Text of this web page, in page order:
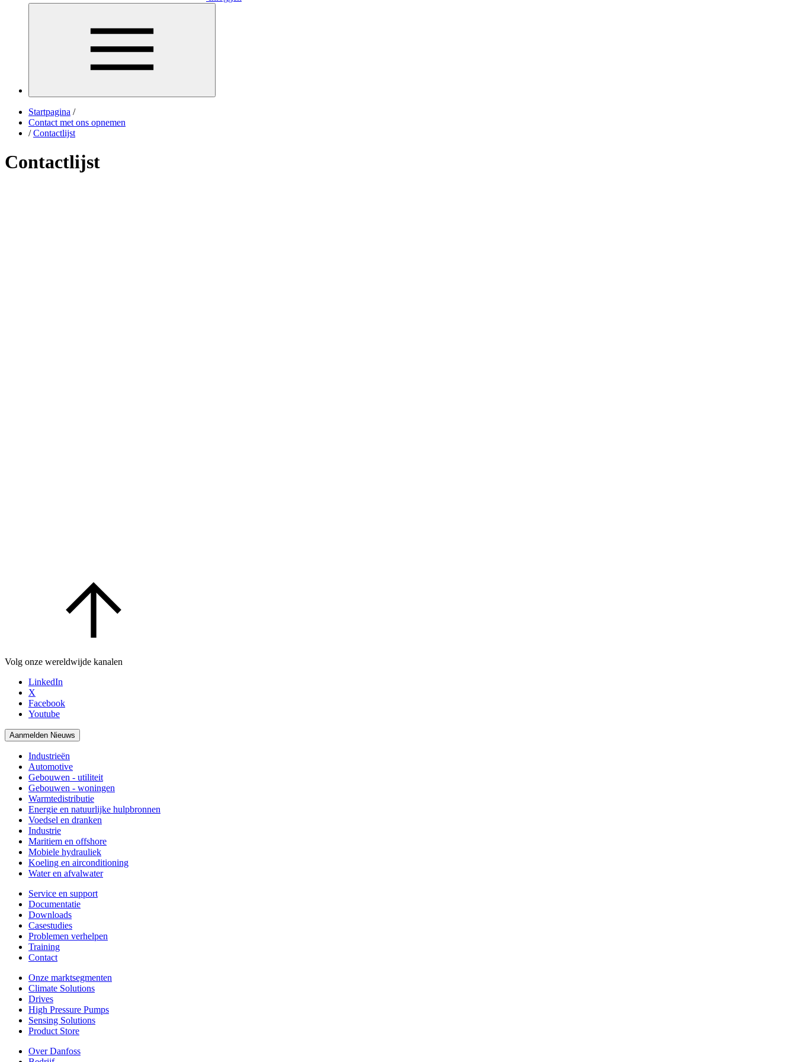
Startpagina /
Contact met ons opnemen
/ Contactlijst
Contactlijst
Volg onze wereldwijde kanalen
LinkedIn
X
Facebook
Youtube
Aanmelden Nieuws
Industrieën
Automotive
Gebouwen - utiliteit
Gebouwen - woningen
Warmtedistributie
Energie en natuurlijke hulpbronnen
Voedsel en dranken
Industrie
Maritiem en offshore
Mobiele hydrauliek
Koeling en airconditioning
Water en afvalwater
Service en support
Documentatie
Downloads
Casestudies
Problemen verhelpen
Training
Contact
Onze marktsegmenten
Climate Solutions
Drives
High Pressure Pumps
Sensing Solutions
Product Store
Over Danfoss